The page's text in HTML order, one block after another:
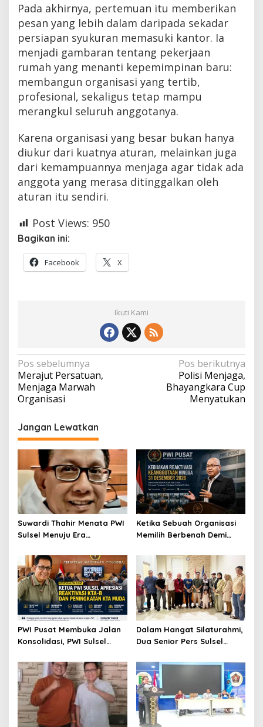
Pada akhirnya, pertemuan itu memberikan
pesan yang lebih dalam daripada sekadar
persiapan syukuran memasuki kantor. Ia
menjadi gambaran tentang pekerjaan
rumah yang menanti kepemimpinan baru:
membangun organisasi yang tertib,
profesional, sekaligus tetap mampu
merangkul seluruh anggotanya.
Karena organisasi yang besar bukan hanya
diukur dari kuatnya aturan, melainkan juga
dari kemampuannya menjaga agar tidak ada
anggota yang merasa ditinggalkan oleh
aturan itu sendiri.
Post Views: 950
Bagikan ini:
Facebook X
Ikuti Kami
Navigasi
pos
Pos sebelumnya
Merajut Persatuan,
Menjaga Marwah
Organisasi
Pos berikutnya
Polisi Menjaga,
Bhayangkara Cup
Menyatukan
Jangan Lewatkan
Suwardi Thahir Menata PWI
Sulsel Menuju Era
Ketika Sebuah Organisasi
Memilih Berbenah Demi
PWI Pusat Membuka Jalan
Konsolidasi, PWI Sulsel
Dalam Hangat Silaturahmi,
Dua Senior Pers Sulsel
untuk PWI Sulsel